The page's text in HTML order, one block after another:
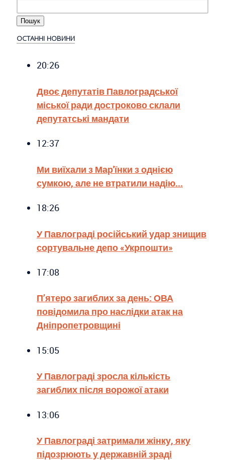
ОСТАННІ НОВИНИ
20:26
Двоє депутатів Павлоградської
міської ради достроково склали
депутатські мандати
12:37
Ми виїхали з Мар'їнки з однією
сумкою, але не втратили надію...
18:26
У Павлограді російський удар знищив
сортувальне депо «Укрпошти»
17:08
П’ятеро загиблих за день: ОВА
повідомила про наслідки атак на
Дніпропетровщині
15:05
У Павлограді зросла кількість
загиблих після ворожої атаки
13:06
У Павлограді затримали жінку, яку
підозрюють у державній зраді